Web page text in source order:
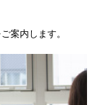
案内します。